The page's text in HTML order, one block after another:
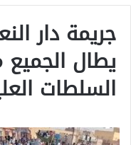
جريمة دار
يطال
السلطات